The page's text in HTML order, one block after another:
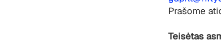
Prašome
Teisėtas